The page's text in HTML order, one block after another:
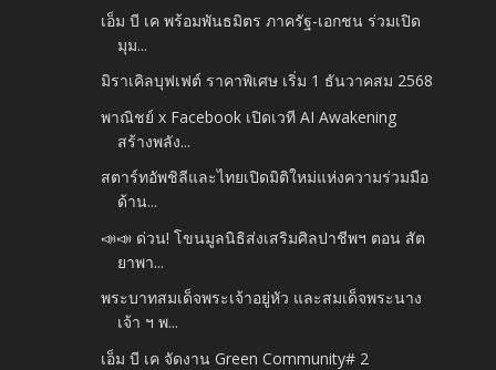
เอ็ม บี เค พร้อมพันธมิตร ภาครัฐ-เอกชน ร่วมเปิด
มุม...
มิราเคิลบุฟเฟต์ ราคาพิเศษ เริ่ม 1 ธันวาคสม 2568
พาณิชย์ x Facebook เปิดเวที AI Awakening
สร้างพลัง...
สตาร์ทอัพชิลีและไทยเปิดมิติใหม่แห่งความร่วมมือ
ด้าน...
📣📣 ด่วน! โขนมูลนิธิส่งเสริมศิลปาชีพฯ ตอน สัต
ยาพา...
พระบาทสมเด็จพระเจ้าอยู่หัว และสมเด็จพระนาง
เจ้า ฯ พ...
เอ็ม บี เค จัดงาน Green Community# 2